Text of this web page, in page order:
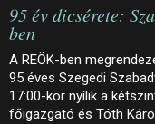
95 év dicsérete:
ben
A REÖK-ben
95 éves Szegedi
17:00-kor nyílik a
főigazgató és Tóth